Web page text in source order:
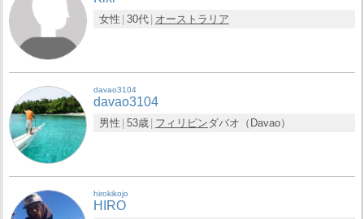
女性 30代 オーストラリア
davao3104
davao3104
男性 53歳 フィリピンダバオ（Davao）
hirokikojo
HIRO